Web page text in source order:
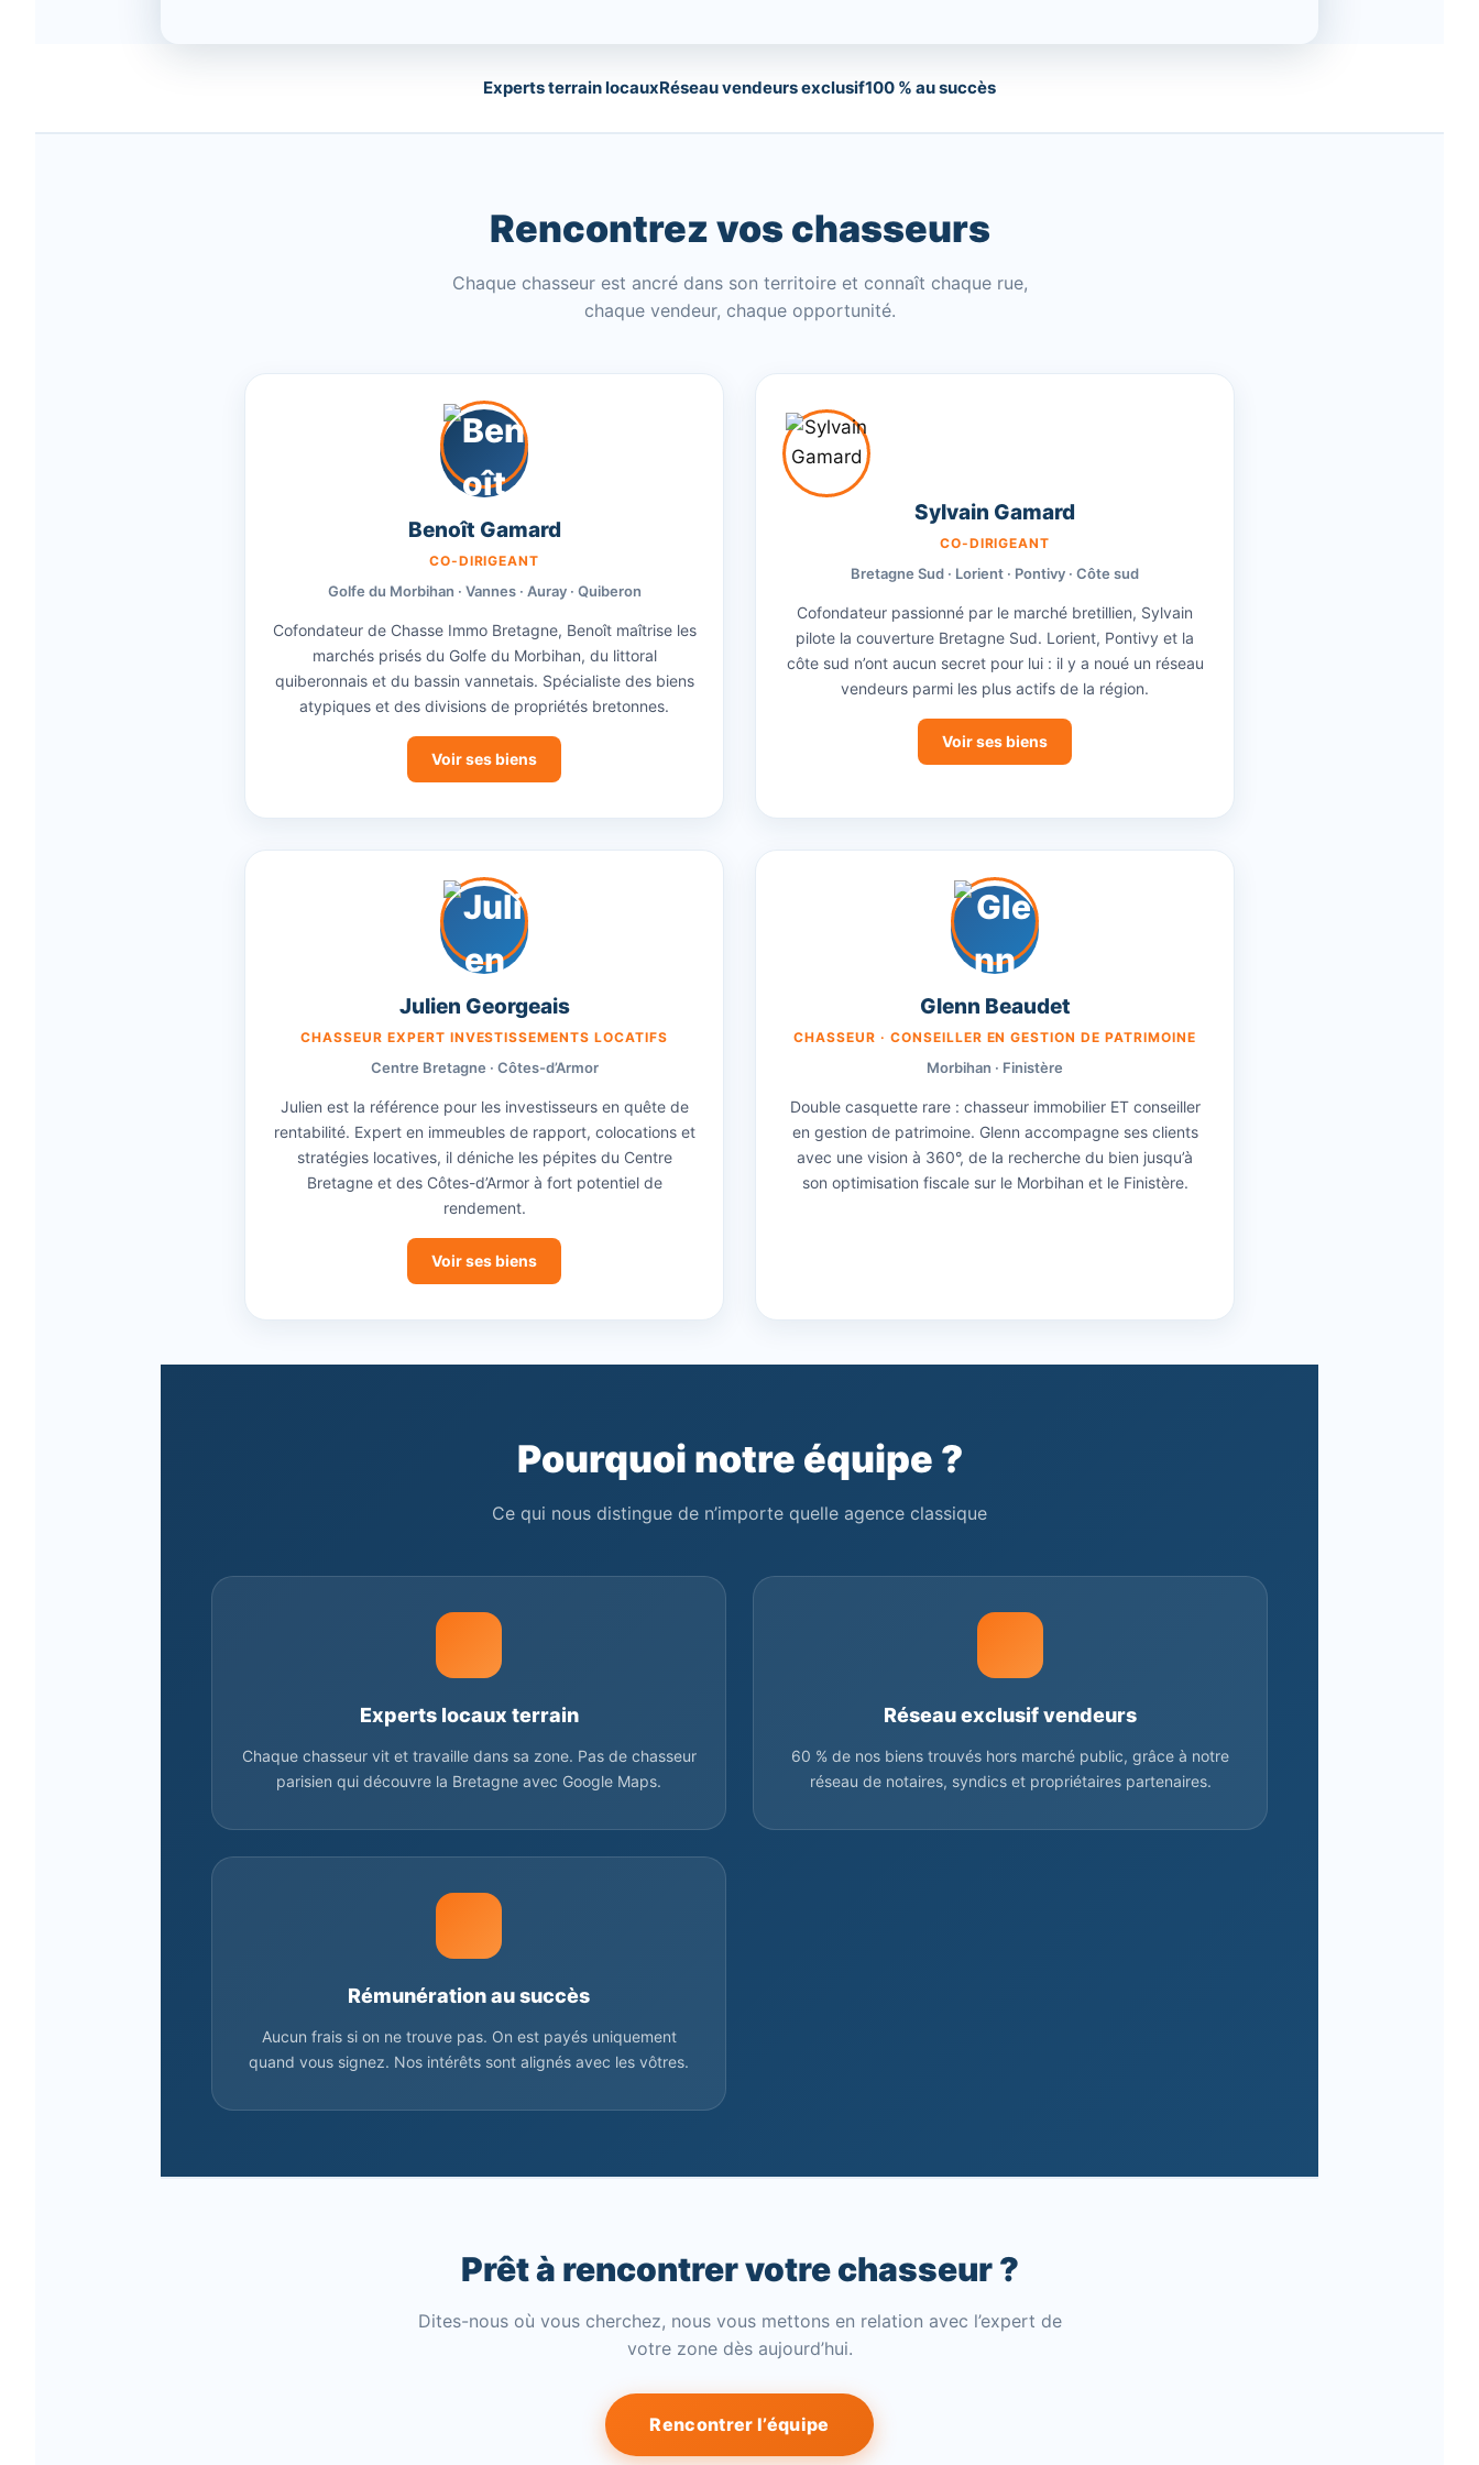
Experts terrain locauxRéseau vendeurs exclusif100 % au succès
Rencontrez vos chasseurs
Chaque chasseur est ancré dans son territoire et connaît chaque rue,
chaque vendeur, chaque opportunité.
Benoît Gamard
CO-DIRIGEANT
Golfe du Morbihan · Vannes · Auray · Quiberon
Cofondateur de Chasse Immo Bretagne, Benoît maîtrise les
marchés prisés du Golfe du Morbihan, du littoral
quiberonnais et du bassin vannetais. Spécialiste des biens
atypiques et des divisions de propriétés bretonnes.
Voir ses biens
Sylvain Gamard
CO-DIRIGEANT
Bretagne Sud · Lorient · Pontivy · Côte sud
Cofondateur passionné par le marché bretillien, Sylvain
pilote la couverture Bretagne Sud. Lorient, Pontivy et la
côte sud n’ont aucun secret pour lui : il y a noué un réseau
vendeurs parmi les plus actifs de la région.
Voir ses biens
Julien Georgeais
CHASSEUR EXPERT INVESTISSEMENTS LOCATIFS
Centre Bretagne · Côtes-d’Armor
Julien est la référence pour les investisseurs en quête de
rentabilité. Expert en immeubles de rapport, colocations et
stratégies locatives, il déniche les pépites du Centre
Bretagne et des Côtes-d’Armor à fort potentiel de
rendement.
Voir ses biens
Glenn Beaudet
CHASSEUR · CONSEILLER EN GESTION DE PATRIMOINE
Morbihan · Finistère
Double casquette rare : chasseur immobilier ET conseiller
en gestion de patrimoine. Glenn accompagne ses clients
avec une vision à 360°, de la recherche du bien jusqu’à
son optimisation fiscale sur le Morbihan et le Finistère.
Pourquoi notre équipe ?
Ce qui nous distingue de n’importe quelle agence classique
Experts locaux terrain
Chaque chasseur vit et travaille dans sa zone. Pas de chasseur
parisien qui découvre la Bretagne avec Google Maps.
Réseau exclusif vendeurs
60 % de nos biens trouvés hors marché public, grâce à notre
réseau de notaires, syndics et propriétaires partenaires.
Rémunération au succès
Aucun frais si on ne trouve pas. On est payés uniquement
quand vous signez. Nos intérêts sont alignés avec les vôtres.
Prêt à rencontrer votre chasseur ?
Dites-nous où vous cherchez, nous vous mettons en relation avec l’expert de
votre zone dès aujourd’hui.
Rencontrer l’équipe